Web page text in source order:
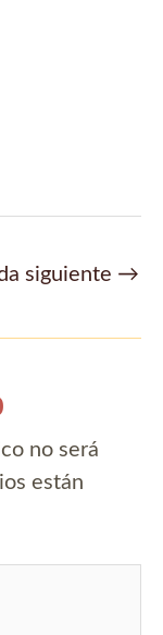
siguiente →
no será
están